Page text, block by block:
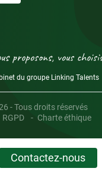
proposons, vous
du groupe Linking Talents
- Tous droits réservés
RGPD Charte éthique
Contactez-nous